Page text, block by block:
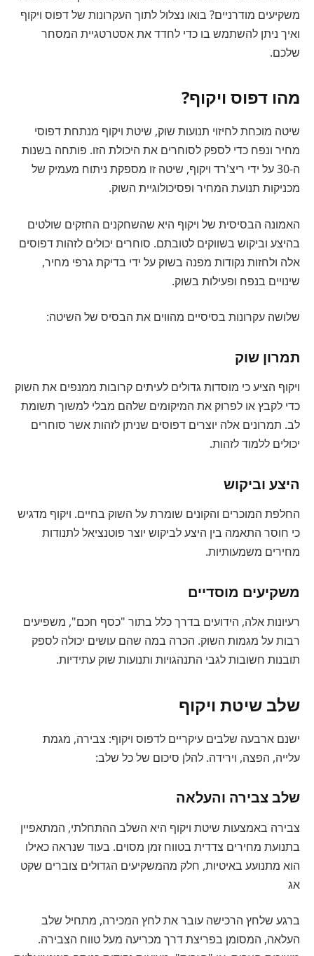
משקיעים מודרניים? בואו נצלול לתוך העקרונות של דפוס ויקוף
ואיך ניתן להשתמש בו כדי לחדד את אסטרטגיית המסחר
שלכם.
מהו דפוס ויקוף?
שיטה מוכחת לחיזוי תנועות שוק, שיטת ויקוף מנתחת דפוסי
מחיר ונפח כדי לספק לסוחרים את היכולת הזו. פותחה בשנות
ה-30 על ידי ריצ'רד ויקוף, שיטה זו מספקת ניתוח מעמיק של
מכניקות תנועת המחיר ופסיכולוגיית השוק.
האמונה הבסיסית של ויקוף היא שהשחקנים החזקים שולטים
בהיצע וביקוש בשווקים לטובתם. סוחרים יכולים לזהות דפוסים
אלה ולחזות נקודות מפנה בשוק על ידי בדיקת גרפי מחיר,
שינויים בנפח ופעילות בשוק.
שלושה עקרונות בסיסיים מהווים את הבסיס של השיטה:
תמרון שוק
ויקוף הציע כי מוסדות גדולים לעיתים קרובות ממנפים את השוק
כדי לקבץ או לפרוק את המיקומים שלהם מבלי למשוך תשומת
לב. תמרונים אלה יוצרים דפוסים שניתן לזהות אשר סוחרים
יכולים ללמוד לזהות.
היצע וביקוש
החלפת המוכרים והקונים שומרת על השוק בחיים. ויקוף מדגיש
כי חוסר התאמה בין היצע לביקוש יוצר פוטנציאל לתנודות
מחירים משמעותיות.
משקיעים מוסדיים
רעיונות אלה, הידועים בדרך כלל בתור "כסף חכם", משפיעים
רבות על מגמות השוק. הכרה במה שהם עושים יכולה לספק
תובנות חשובות לגבי התנהגויות ותנועות שוק עתידיות.
שלב שיטת ויקוף
ישנם ארבעה שלבים עיקריים לדפוס ויקוף: צבירה, מגמת
עלייה, הפצה, וירידה. להלן סיכום של כל שלב:
שלב צבירה והעלאה
צבירה באמצעות שיטת ויקוף היא השלב ההתחלתי, המתאפיין
בתנועת מחירים צדדית בטווח זמן מסוים. בעוד שנראה כאילו
הוא מתנועע באיטיות, חלק מהמשקיעים הגדולים צוברים שקט
אג
ברגע שלחץ הרכישה עובר את לחץ המכירה, מתחיל שלב
העלאה, המסומן בפריצת דרך מכריעה מעל טווח הצבירה.